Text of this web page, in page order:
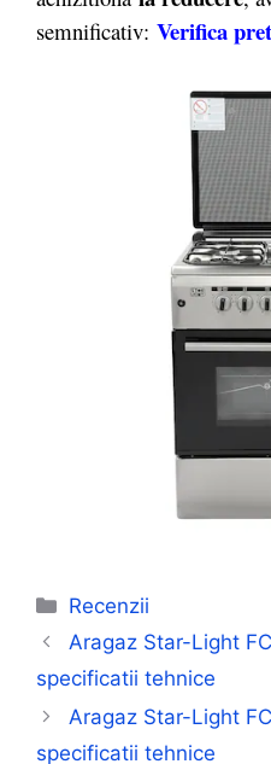
semnificativ: Verifica
Categorii
Recenzii
Aragaz Star-Light
specificatii tehnice
Aragaz Star-Light
specificatii tehnice